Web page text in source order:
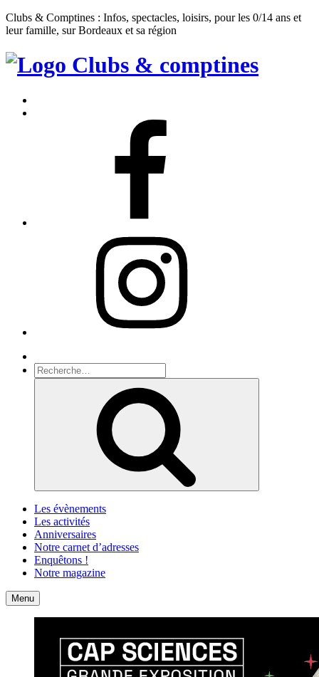
Clubs & Comptines : Infos, spectacles, loisirs, pour les 0/14 ans et
leur famille, sur Bordeaux et sa région
Clubs
Comptines
Recherche
pour
Les évènements
Les activités
Anniversaires
Notre carnet d’adresses
Enquêtons !
Notre magazine
Accueil
Menu Contact